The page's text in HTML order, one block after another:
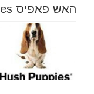
האש פאפיס Hush Puppies